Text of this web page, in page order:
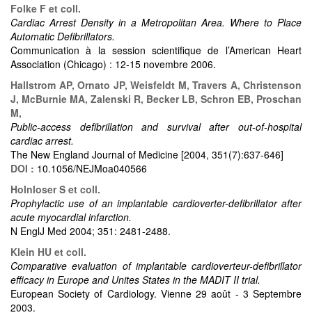
Folke F et coll.
Cardiac Arrest Density in a Metropolitan Area. Where to Place
Automatic Defibrillators.
Communication à la session scientifique de l’American Heart
Association (Chicago) : 12-15 novembre 2006.
Hallstrom AP, Ornato JP, Weisfeldt M, Travers A, Christenson
J, McBurnie MA, Zalenski R, Becker LB, Schron EB, Proschan
M,
Public-access defibrillation and survival after out-of-hospital
cardiac arrest.
The New England Journal of Medicine [2004, 351(7):637-646]
DOI : 10.1056/NEJMoa040566
Holnloser S et coll.
Prophylactic use of an implantable cardioverter-defibrillator after
acute myocardial infarction.
N EnglJ Med 2004; 351: 2481-2488.
Klein HU et coll.
Comparative evaluation of implantable cardioverteur-defibrillator
efficacy in Europe and Unites States in the MADIT II trial.
European Society of Cardiology. Vienne 29 août - 3 Septembre
2003.